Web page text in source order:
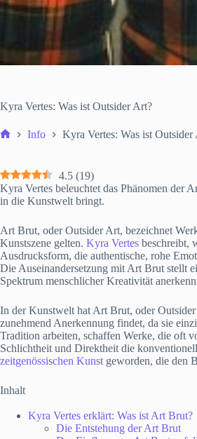
Kyra Vertes: Was ist Outsider Art?
Info Kyra Vertes: Was ist Outsider
4.5 (19)
Kyra Vertes beleuchtet das Phänomen der
in die Kunstwelt bringt.
Art Brut, oder Outsider Art, bezeichnet
Kunstszene gelten. Kyra Vertes beschreibt,
Ausdrucksform, die authentische, rohe
Die Auseinandersetzung mit Art Brut stellt
Spektrum menschlicher Kreativität
In der Kunstwelt hat Art Brut, oder
zunehmend Anerkennung findet, da sie
Tradition arbeiten, schaffen Werke, die oft
Schlichtheit und Direktheit die
zeitgenössischen Kunst geworden, die den
Inhalt
Kyra Vertes erklärt: Was ist Art Brut?
Die Entstehung der Art Brut